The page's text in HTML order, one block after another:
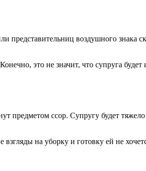
представительниц воздушного знака
это не значит, что супруга будет
предметом ссор. Супругу будет
на уборку и готовку ей не